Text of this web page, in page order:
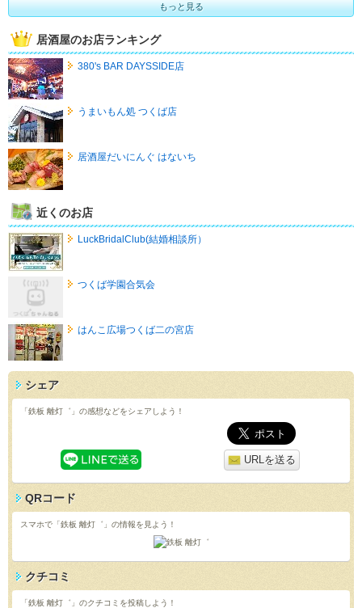
もっと見る
居酒屋のお店ランキング
380's BAR DAYSSIDE店
うまいもん処 つくば店
居酒屋だいにんぐ はないち
近くのお店
LuckBridalClub(結婚相談所）
つくば学園合気会
はんこ広場つくば二の宮店
シェア
「鉄板 離灯゛」の感想などをシェアしよう！
URLを送る
QRコード
スマホで「鉄板 離灯゛」の情報を見よう！
クチコミ
「鉄板 離灯゛」のクチコミを投稿しよう！